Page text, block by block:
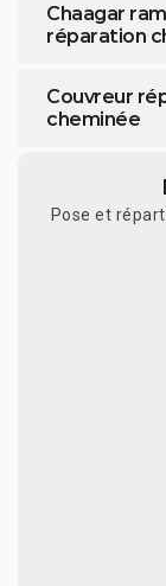
Chaagar
réparation
Couvreur
cheminée
Pose et